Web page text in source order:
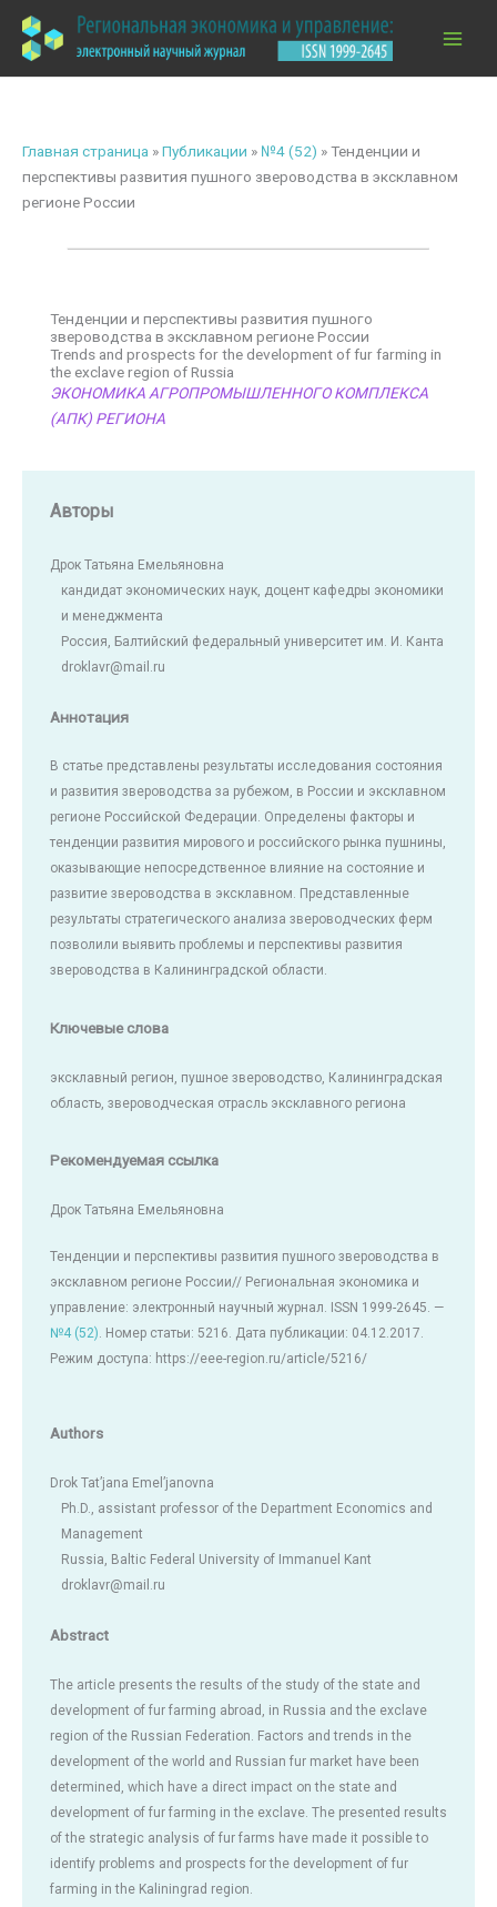
содержимому
Главная страница »Публикации » №4 (52) »Тенденции и
перспективы развития пушного звероводства в эксклавном
регионе России
Тенденции и перспективы развития пушного
звероводства в эксклавном регионе России
Trends and prospects for the development of fur farming in
the exclave region of Russia
ЭКОНОМИКА АГРОПРОМЫШЛЕННОГО КОМПЛЕКСА
(АПК) РЕГИОНА
Авторы
Дрок Татьяна Емельяновна
кандидат экономических наук, доцент кафедры экономики
и менеджмента
Россия, Балтийский федеральный университет им. И. Канта
droklavr@mail.ru
Аннотация
В статье представлены результаты исследования состояния
и развития звероводства за рубежом, в России и эксклавном
регионе Российской Федерации. Определены факторы и
тенденции развития мирового и российского рынка пушнины,
оказывающие непосредственное влияние на состояние и
развитие звероводства в эксклавном. Представленные
результаты стратегического анализа звероводческих ферм
позволили выявить проблемы и перспективы развития
звероводства в Калининградской области.
Ключевые слова
эксклавный регион, пушное звероводство, Калининградская
область, звероводческая отрасль эксклавного региона
Рекомендуемая ссылка
Дрок Татьяна Емельяновна
Тенденции и перспективы развития пушного звероводства в
эксклавном регионе России// Региональная экономика и
управление: электронный научный журнал. ISSN 1999-2645. —
№4 (52). Номер статьи: 5216. Дата публикации: 04.12.2017.
Режим доступа: https://eee-region.ru/article/5216/
Authors
Drok Tat’jana Emel’janovna
Ph.D., assistant professor of the Department Economics and
Management
Russia, Baltic Federal University of Immanuel Kant
droklavr@mail.ru
Abstract
The article presents the results of the study of the state and
development of fur farming abroad, in Russia and the exclave
region of the Russian Federation. Factors and trends in the
development of the world and Russian fur market have been
determined, which have a direct impact on the state and
development of fur farming in the exclave. The presented results
of the strategic analysis of fur farms have made it possible to
identify problems and prospects for the development of fur
farming in the Kaliningrad region.